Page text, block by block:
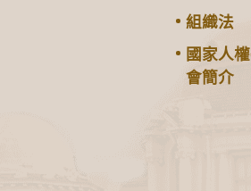
組織法
國家人
會簡介